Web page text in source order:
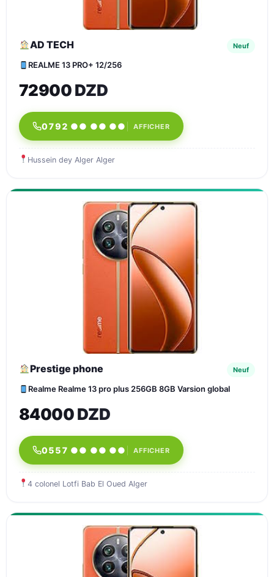
AD TECH Neuf
REALME 13 PRO+ 12/256
72900 DZD
0792 ●● ●● ●● AFFICHER
Hussein dey Alger Alger
Prestige phone Neuf
Realme Realme 13 pro plus 256GB 8GB Varsion global
84000 DZD
0557 ●● ●● ●● AFFICHER
4 colonel Lotfi Bab El Oued Alger